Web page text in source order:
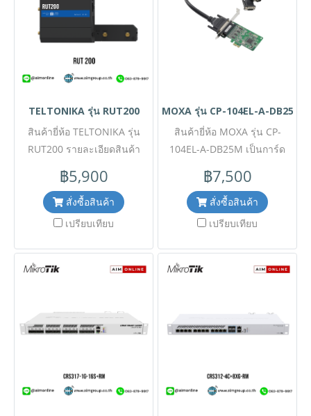
สต๊อกสินค้าก่อนสั่งซื้อ #SI
@aimonline ฝ่ายขายโทร:
063-879-9917 ( สินค้ายังไม่
รวมภาษีมูลค่าเพิ่ม, ค่าขนส่ง ,
ล่วงหน้า) เช็คสต๊อกสินค้าก่อน
สั่งซื้อ
TELTONIKA รุ่น RUT200
สินค้ายี่ห้อ TELTONIKA รุ่น
RUT200 รายละเอียดสินค้า
รุ่นกะทัดรัดยอดนิยม ที่มาพร้อม
การเชื่อมต่อ 4G LTE และ Wi-Fi
ในตัว รองรับ 2 พอร์ต
ระยะไกล (RMS) ออกแบบมา
เพื่อความคุ้มค่าและทนทาน
✅ ขอราคาพิเศษสำหรับงาน
ID @aimonline
฿5,900
สั่งซื้อสินค้า
เปรียบเทียบ
MOXA รุ่น CP-104EL-A-DB25M
สินค้ายี่ห้อ MOXA รุ่น CP-
104EL-A-DB25M เป็นการ์ด
Profile PCI Express (PCIe)
สำหรับงานอุตสาหกรรม มา
พร้อม 4 พอร์ตอนุกรม RS-232
DB25M รองรับการเชื่อมต่อ
อุปกรณ์หลากหลาย อัตราการ
สัญญาณรบกวนในตัว รองรับ
เสียบขนาดเล็ก (Low Profile)
ยืดหยุ่นทุกการติดตั้ง เหมาะ
฿7,500
สั่งซื้อสินค้า
เปรียบเทียบ